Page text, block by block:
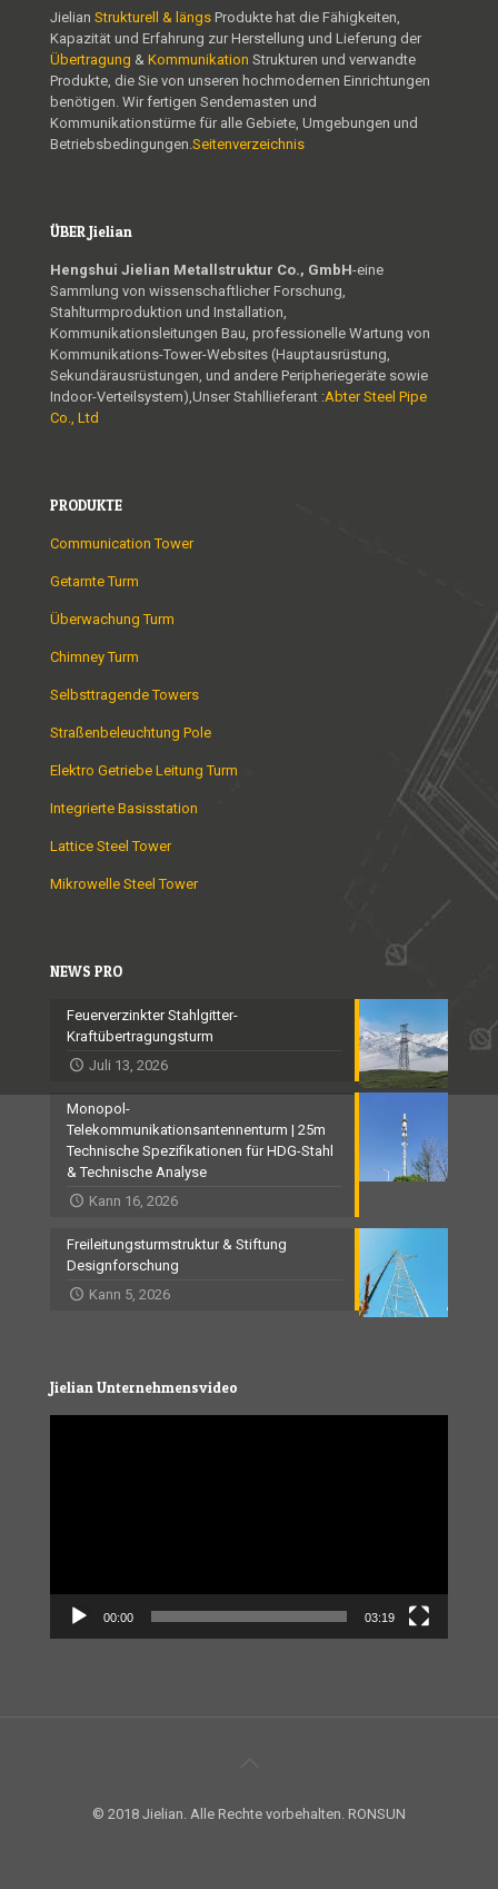
Jielian Strukturell & längs Produkte hat die Fähigkeiten,
Kapazität und Erfahrung zur Herstellung und Lieferung der
Übertragung & Kommunikation Strukturen und verwandte
Produkte, die Sie von unseren hochmodernen Einrichtungen
benötigen. Wir fertigen Sendemasten und
Kommunikationstürme für alle Gebiete, Umgebungen und
Betriebsbedingungen. Seitenverzeichnis
ÜBER Jielian
Hengshui Jielian Metallstruktur Co., GmbH-eine
Sammlung von wissenschaftlicher Forschung,
Stahlturmproduktion und Installation,
Kommunikationsleitungen Bau, professionelle Wartung von
Kommunikations-Tower-Websites (Hauptausrüstung,
Sekundärausrüstungen, und andere Peripheriegeräte sowie
Indoor-Verteilsystem),Unser Stahllieferant :Abter Steel Pipe
Co., Ltd
PRODUKTE
Communication Tower
Getarnte Turm
Überwachung Turm
Chimney Turm
Selbsttragende Towers
Straßenbeleuchtung Pole
Elektro Getriebe Leitung Turm
Integrierte Basisstation
Lattice Steel Tower
Mikrowelle Steel Tower
NEWS PRO
Feuerverzinkter Stahlgitter-
Kraftübertragungsturm
Juli 13, 2026
Monopol-
Telekommunikationsantennenturm | 25m
Technische Spezifikationen für HDG-Stahl
& Technische Analyse
Kann 16, 2026
Freileitungsturmstruktur & Stiftung
Designforschung
Kann 5, 2026
Jielian Unternehmensvideo
00:00 03:19
© 2018 Jielian. Alle Rechte vorbehalten. RONSUN